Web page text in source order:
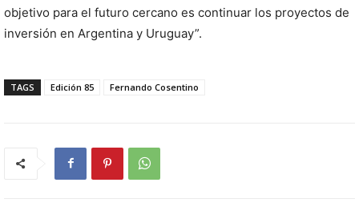
objetivo para el futuro cercano es continuar los proyectos de
inversión en Argentina y Uruguay”.
TAGS Edición 85 Fernando Cosentino